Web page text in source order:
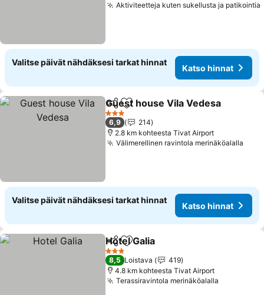
Aktiviteetteja kuten sukellusta ja patikointia
Valitse päivät nähdäksesi tarkat hinnat
Katso hinnat
Jaa Lisää suosikkeihin
Guest house Vila Vedesa
3 Tähtiluokitus
6,9
214
2.8 km kohteesta Tivat Airport
Välimerellinen ravintola merinäköalalla
Valitse päivät nähdäksesi tarkat hinnat
Katso hinnat
Jaa Lisää suosikkeihin
Hotel Galia
3 Tähtiluokitus
8,5 Loistava
419
4.8 km kohteesta Tivat Airport
Terassiravintola merinäköalalla